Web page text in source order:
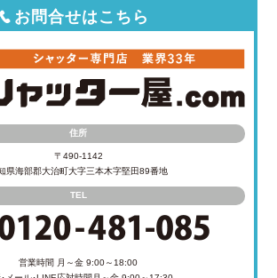
お問合せはこちら
住所
〒490-1142
県海部郡大治町大字三本木字堅田89番地
TEL
営業時間 月～金 9:00～18:00